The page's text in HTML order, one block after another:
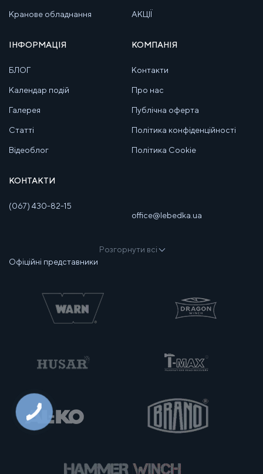
Кранове обладнання АКЦІЇ
ІНФОРМАЦІЯ
БЛОГ
Календар подій
Галерея
Статті
Відеоблог
КОМПАНІЯ
Контакти
Про нас
Публічна оферта
Політика конфіденційності
Політика Cookie
КОНТАКТИ
(067) 430-82-15
office@lebedka.ua
Розгорнути всі
Офіційні представники